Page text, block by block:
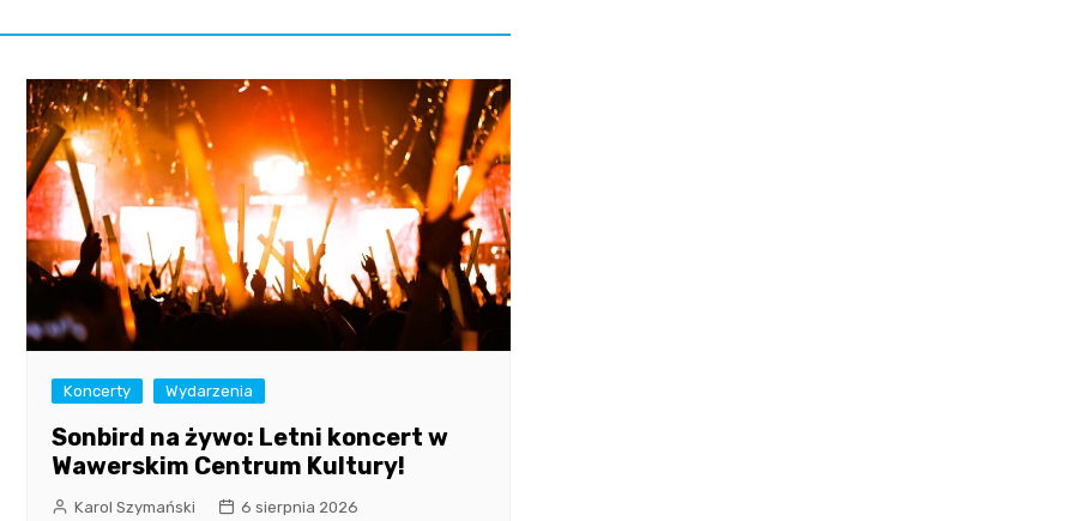
Koncerty Wydarzenia
Sonbird na żywo: Letni koncert w
Wawerskim Centrum Kultury!
Karol Szymański 6 sierpnia 2026